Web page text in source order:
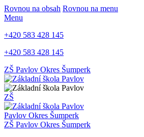
Rovnou na obsah Rovnou na menu
Menu
+420 583 428 145
+420 583 428 145
ZŠ Pavlov Okres Šumperk
ZŠ
Pavlov Okres Šumperk
ZŠ Pavlov Okres Šumperk